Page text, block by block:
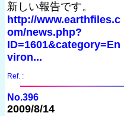
新しい報告です。
http://www.earthfiles.c
om/news.php?
ID=1601&category=En
viron...
Ref. :
No.396
2009/8/14